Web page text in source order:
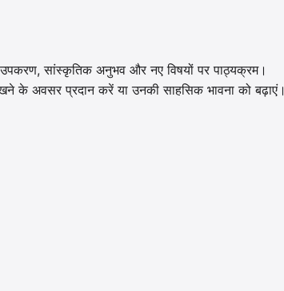
सांस्कृतिक अनुभव और नए विषयों पर पाठ्यक्रम।
के अवसर प्रदान करें या उनकी साहसिक भावना को बढ़ाएं।